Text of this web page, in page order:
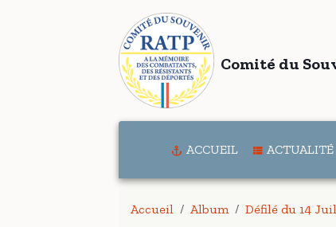
Comité du
ACCUEIL ACTUALITÉ
Accueil Album Défilé du 14